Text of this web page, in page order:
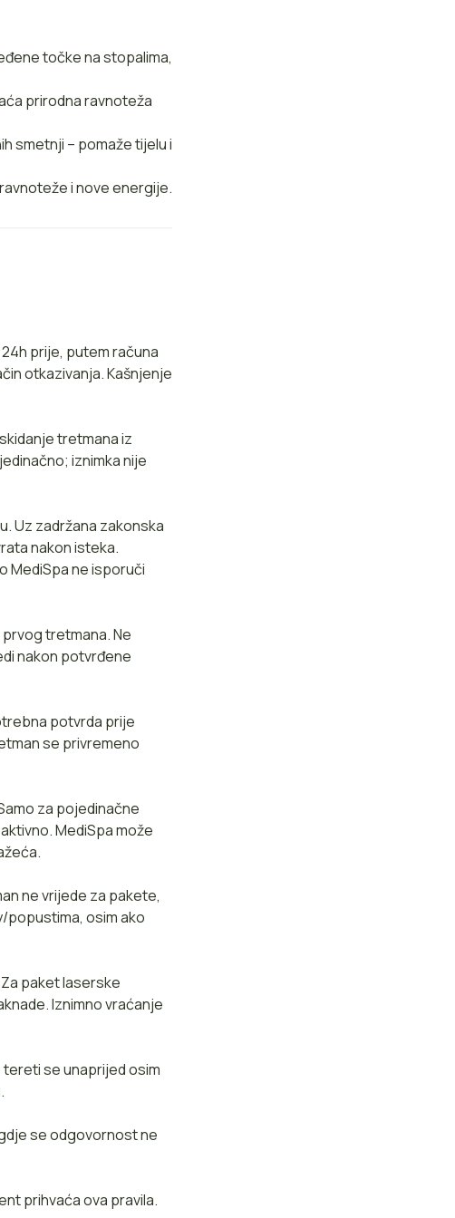
točke na stopalima,
prirodna ravnoteža
smetnji – pomaže tijelu i
i nove energije.
prije, putem računa
otkazivanja. Kašnjenje
tretmana iz
iznimka nije
Uz zadržana zakonska
nakon isteka.
MediSpa ne isporuči
tretmana. Ne
nakon potvrđene
potvrda prije
se privremeno
za pojedinačne
MediSpa može
ne vrijede za pakete,
popustima, osim ako
paket laserske
Iznimno vraćanje
se unaprijed osim
se odgovornost ne
prihvaća ova pravila.